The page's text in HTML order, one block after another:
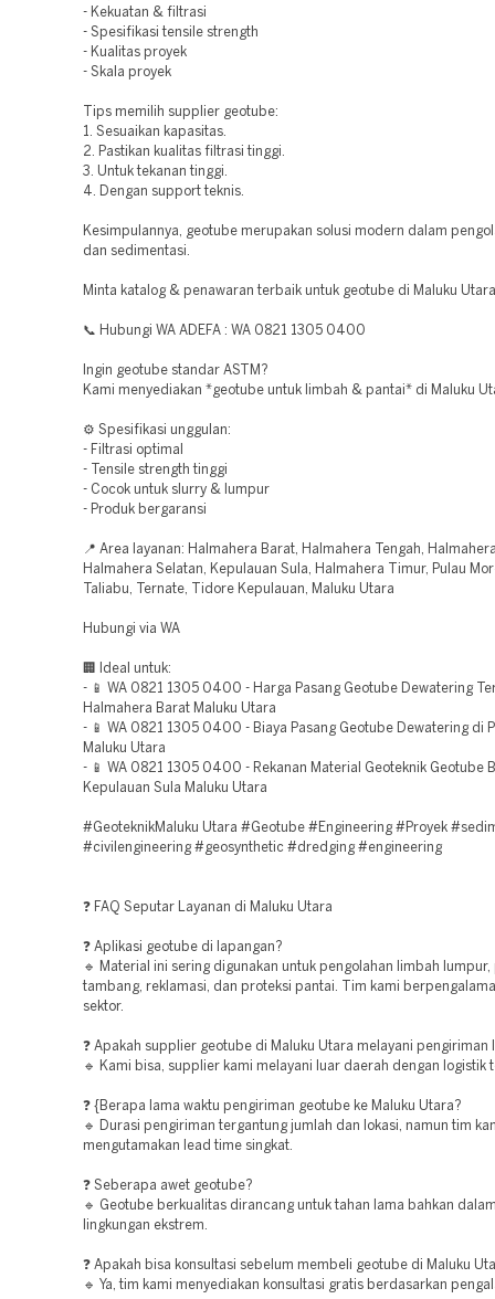
- Kekuatan & filtrasi
- Spesifikasi tensile strength
- Kualitas proyek
- Skala proyek
Tips memilih supplier geotube:
1. Sesuaikan kapasitas.
2. Pastikan kualitas filtrasi tinggi.
3. Untuk tekanan tinggi.
4. Dengan support teknis.
Kesimpulannya, geotube merupakan solusi modern dalam
dan sedimentasi.
Minta katalog & penawaran terbaik untuk geotube di Maluku
📞 Hubungi WA ADEFA : WA 0821 1305 0400
Ingin geotube standar ASTM?
Kami menyediakan *geotube untuk limbah & pantai* di Maluku
⚙️ Spesifikasi unggulan:
- Filtrasi optimal
- Tensile strength tinggi
- Cocok untuk slurry & lumpur
- Produk bergaransi
📍 Area layanan: Halmahera Barat, Halmahera Tengah,
Halmahera Selatan, Kepulauan Sula, Halmahera Timur, Pulau
Taliabu, Ternate, Tidore Kepulauan, Maluku Utara
Hubungi via WA
🏢 Ideal untuk:
- 📱 WA 0821 1305 0400 - Harga Pasang Geotube Dewatering
Halmahera Barat Maluku Utara
- 📱 WA 0821 1305 0400 - Biaya Pasang Geotube Dewatering di
Maluku Utara
- 📱 WA 0821 1305 0400 - Rekanan Material Geoteknik Geotube
Kepulauan Sula Maluku Utara
#GeoteknikMaluku Utara #Geotube #Engineering #Proyek
#civilengineering #geosynthetic #dredging #engineering
❓ FAQ Seputar Layanan di Maluku Utara
❓ Aplikasi geotube di lapangan?
🔹 Material ini sering digunakan untuk pengolahan limbah lumpur,
tambang, reklamasi, dan proteksi pantai. Tim kami
sektor.
❓ Apakah supplier geotube di Maluku Utara melayani pengiriman
🔹 Kami bisa, supplier kami melayani luar daerah dengan logistik
❓ {Berapa lama waktu pengiriman geotube ke Maluku Utara?
🔹 Durasi pengiriman tergantung jumlah dan lokasi, namun tim
mengutamakan lead time singkat.
❓ Seberapa awet geotube?
🔹 Geotube berkualitas dirancang untuk tahan lama bahkan
lingkungan ekstrem.
❓ Apakah bisa konsultasi sebelum membeli geotube di Maluku
🔹 Ya, tim kami menyediakan konsultasi gratis berdasarkan